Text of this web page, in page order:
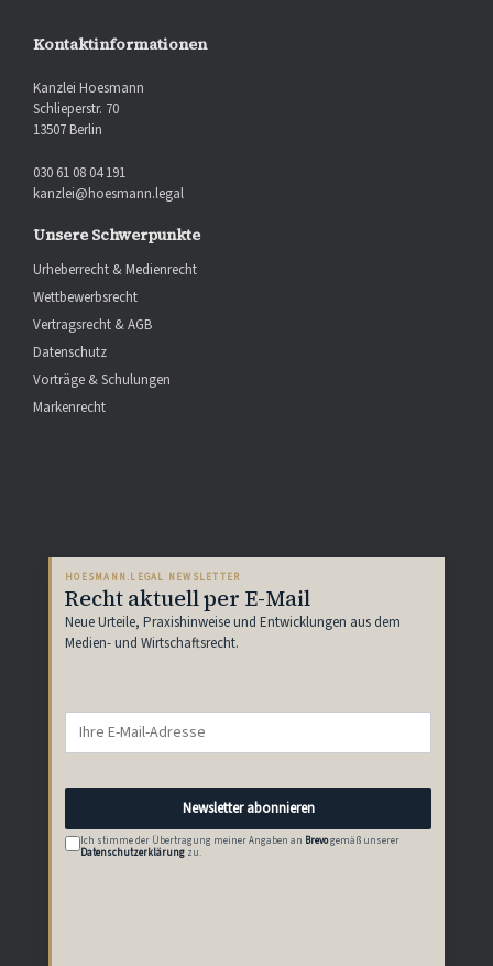
Kontaktinformationen
Kanzlei Hoesmann
Schlieperstr. 70
13507 Berlin
030 61 08 04 191
kanzlei@hoesmann.legal
Unsere Schwerpunkte
Urheberrecht & Medienrecht
Wettbewerbsrecht
Vertragsrecht & AGB
Datenschutz
Vorträge & Schulungen
Markenrecht
HOESMANN.LEGAL NEWSLETTER
Recht aktuell per E-Mail
Neue Urteile, Praxishinweise und Entwicklungen aus dem
Medien- und Wirtschaftsrecht.
Newsletter abonnieren
Ich stimme der Übertragung meiner Angaben an Brevogemäß unserer
Datenschutzerklärung zu.